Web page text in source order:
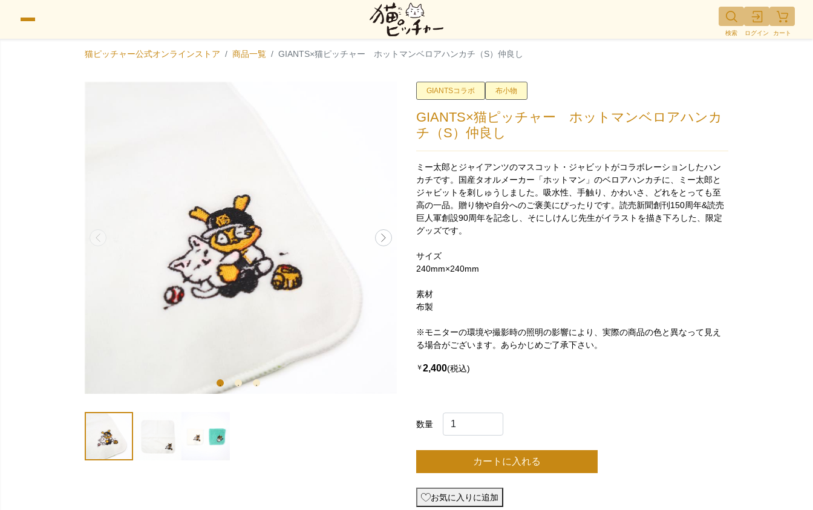
検索 ログイン カート
猫ピッチャー公式オンラインストア 商品一覧 GIANTS×猫ピッチャー ホットマンベロアハンカチ（S）仲良し
GIANTSコラボ 布小物
GIANTS×猫ピッチャー ホットマンベロアハンカ
チ（S）仲良し
ミー太郎とジャイアンツのマスコット・ジャビットがコラボレーションしたハン
カチです。国産タオルメーカー「ホットマン」のベロアハンカチに、ミー太郎と
ジャビットを刺しゅうしました。吸水性、手触り、かわいさ、どれをとっても至
高の一品。贈り物や自分へのご褒美にぴったりです。読売新聞創刊150周年&読売
巨人軍創設90周年を記念し、そにしけんじ先生がイラストを描き下ろした、限定
グッズです。
サイズ
240mm×240mm
素材
布製
※モニターの環境や撮影時の照明の影響により、実際の商品の色と異なって見え
る場合がございます。あらかじめご了承下さい。
￥2,400(税込)
数量
カートに入れる
お気に入りに追加